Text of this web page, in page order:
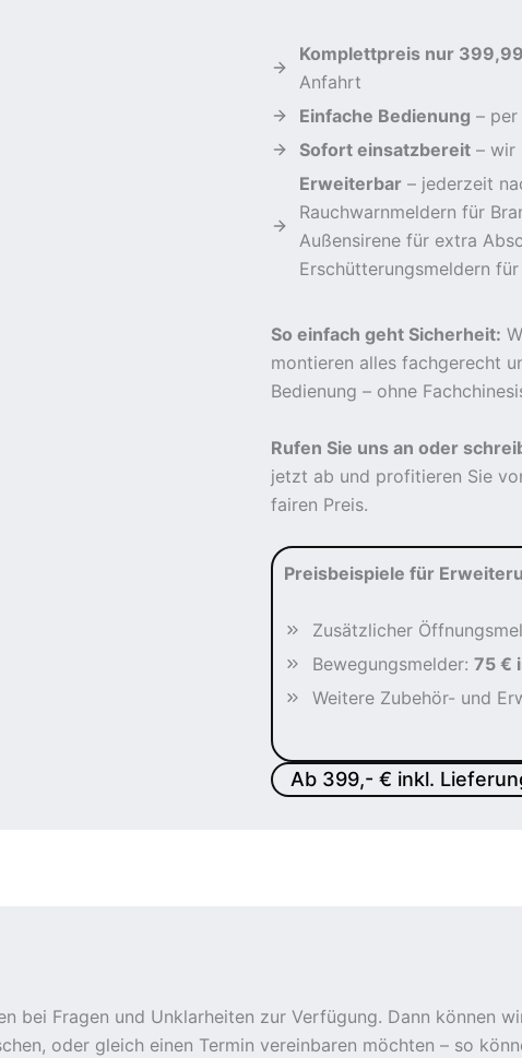
Komplettpreis nur
Anfahrt
Einfache Bedienung –
Sofort einsatzbereit – wir
Erweiterbar – jederzeit
Rauchwarnmeldern für
Außensirene für extra
Erschütterungsmeldern
So einfach geht Sicherheit:
montieren alles fachgerecht
Bedienung – ohne
Rufen Sie uns an oder
jetzt ab und profitieren Sie
fairen Preis.
Preisbeispiele für
Zusätzlicher
Bewegungsmelder: 75 €
Weitere Zubehör- und
Ab 399,- € inkl.
bei Fragen und Unklarheiten zur Verfügung. Dann können
oder gleich einen Termin vereinbaren möchten – so